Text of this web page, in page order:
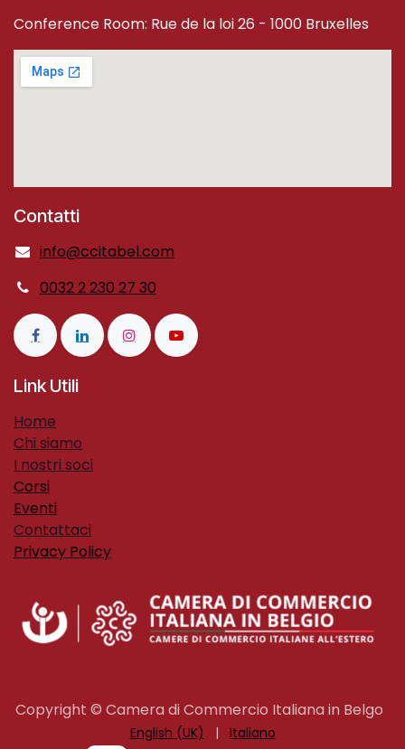
Conference Room: Rue de la loi 26 - 1000 Bruxelles
Contatti
info@ccitabel.com
0032 2 230 27 30
Link Utili
H​ome​
Chi siamo
I nostri soci
Corsi
Eventi
Contattaci
Privacy Policy
Copyright © Camera di Commercio Italiana in Belgo
English (UK) |
Italiano